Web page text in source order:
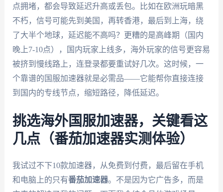
点拥堵，都会导致延迟升高或丢包。比如在欧洲玩暗黑
不朽，信号可能先到美国，再转香港，最后到上海，绕
了大半个地球，延迟能不高吗？更糟的是高峰期（国内
晚上7-10点），国内玩家上线多，海外玩家的信号更容易
被挤到慢线路上，连登录都要重试好几次。这时候，一
个靠谱的国服加速器就是必需品——它能帮你直接连接
到国内的专线节点，缩短路径，降低延迟。
挑选海外国服加速器，关键看这
几点（番茄加速器实测体验）
我试过不下10款加速器，从免费到付费，最后留在手机
和电脑上的只有番茄加速器。不是因为它广告多，而是